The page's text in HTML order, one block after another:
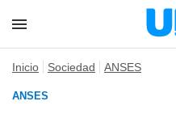
Inicio Sociedad ANSES
ANSES